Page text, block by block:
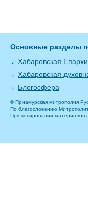
Основные разделы
Хабаровская
Хабаровская
Блогосфера
© Приамурская митрополия
По благословению
При копировании материалов